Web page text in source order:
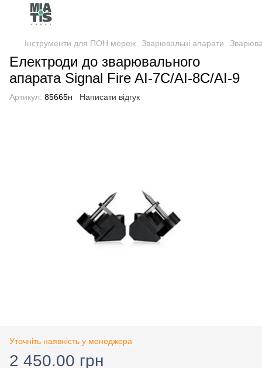
Інструменти для ПОН мереж Зварювальні апарати
Електроди до зварювального
апарата Signal Fire AI-7C/AI-8C/AI-9
Артикул: 85665н Написати відгук
Уточніть наявність у менеджера
2 450.00 грн